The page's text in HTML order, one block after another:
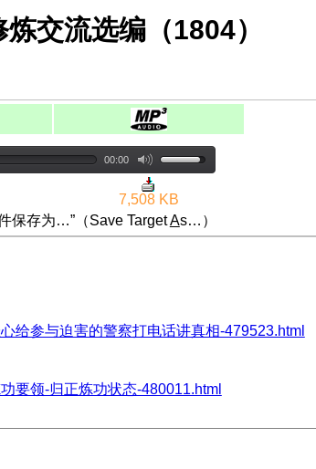
交流选编（1804）
00:00
7,508 KB
保存为…”（Save TargetAs…）
给参与迫害的警察打电话讲真相-479523.html
要领-归正炼功状态-480011.html